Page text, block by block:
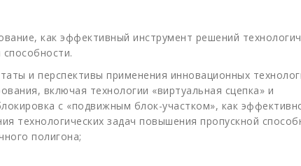
как эффективный инструмент решений
способности.
и перспективы применения инновационных
включая технологии «виртуальная сцепка» и
с «подвижным блок-участком», как
технологических задач повышения пропускной
полигона;